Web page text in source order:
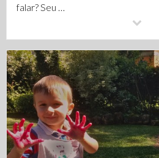
falar? Seu …